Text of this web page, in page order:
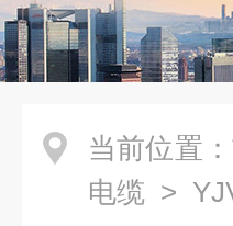
当前位置：
电缆 >